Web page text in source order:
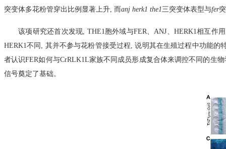
突变体多花粉管穿出比例显著上升, 而anj herk1 the1三突变体表型与fer
该项研究还首次发现, THE1胞外域与FER、ANJ、HERK1相互作用
HERK1不同 , 其并不参与花粉管接受过程,说明其在生殖过程中功能的
者认识FER如何与CrRLK1L家族不同成员形成复合体来调控不同的生
信号奠定了基础。